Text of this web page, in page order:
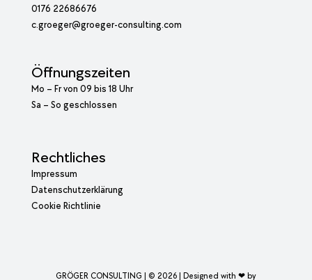
0176 22686676
c.groeger@groeger-consulting.com
Öffnungszeiten
Mo – Fr von 09 bis 18 Uhr
Sa – So geschlossen
Rechtliches
Impressum
Datenschutzerklärung
Cookie Richtlinie
GRÖGER CONSULTING | © 2026 | Designed with ❤ by